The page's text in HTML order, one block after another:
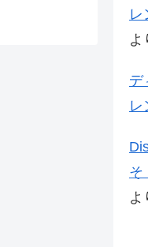
レ
よ
デ
レ
そ
よ